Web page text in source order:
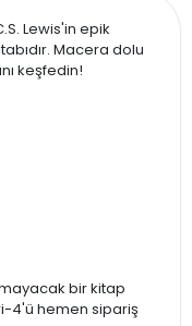
Lewis'in epik
Macera dolu
keşfedin!
bir kitap
4'ü hemen sipariş